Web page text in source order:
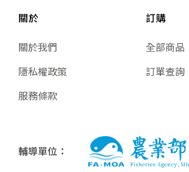
關於
關於我們
隱私權政策
服務條款
訂購
全部商品
訂單查詢
輔導單位：